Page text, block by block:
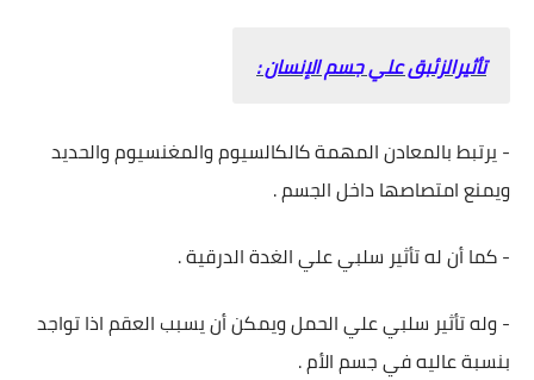
تأثيرالزئبق علي جسم الإنسان :
- يرتبط بالمعادن المهمة كالكالسيوم والمغنسيوم والحديد
ويمنع امتصاصها داخل الجسم .
- كما أن له تأثير سلبي علي الغدة الدرقية .
- وله تأثير سلبي علي الحمل ويمكن أن يسبب العقم اذا تواجد
بنسبة عاليه في جسم الأم .